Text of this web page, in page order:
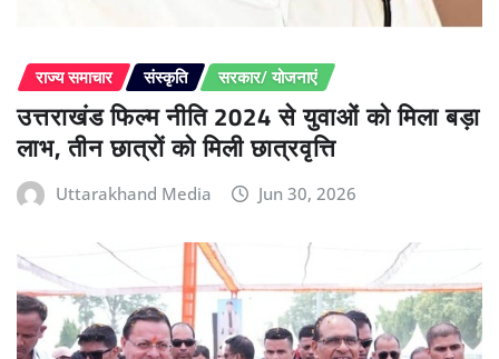
राज्य समाचार संस्कृति सरकार/ योजनाएं
उत्तराखंड फिल्म नीति 2024 से युवाओं को मिला बड़ा
लाभ, तीन छात्रों को मिली छात्रवृत्ति
Uttarakhand Media Jun 30, 2026